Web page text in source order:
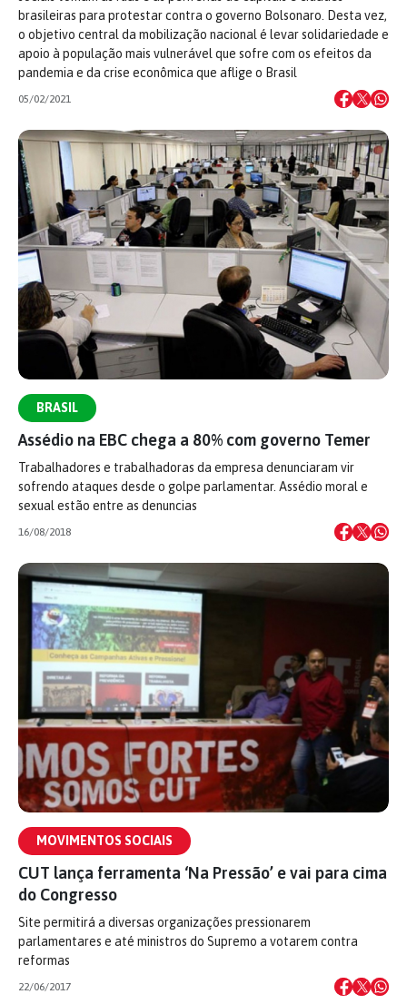
brasileiras para protestar contra o governo Bolsonaro. Desta vez,
o objetivo central da mobilização nacional é levar solidariedade e
apoio à população mais vulnerável que sofre com os efeitos da
pandemia e da crise econômica que aflige o Brasil
05/02/2021
BRASIL
Assédio na EBC chega a 80% com governo Temer
Trabalhadores e trabalhadoras da empresa denunciaram vir
sofrendo ataques desde o golpe parlamentar. Assédio moral e
sexual estão entre as denuncias
16/08/2018
MOVIMENTOS SOCIAIS
CUT lança ferramenta ‘Na Pressão’ e vai para cima
do Congresso
Site permitirá a diversas organizações pressionarem
parlamentares e até ministros do Supremo a votarem contra
reformas
22/06/2017